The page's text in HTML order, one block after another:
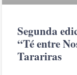
Segunda
“Té entre
Tarariras